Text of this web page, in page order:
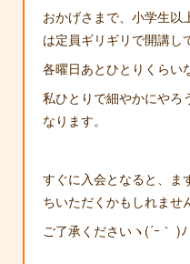
おかげさまで、小学生以
は定員ギリギリで開講し
各曜日あとひとりくらい
私ひとりで細やかにやろ
なります。
すぐに入会となると、ま
ちいただくかもしれませ
ご了承くださいヽ(´ｰ｀ )ﾉ